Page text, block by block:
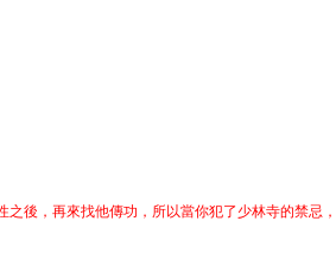
後，再來找他傳功，所以當你犯了少林寺的禁忌